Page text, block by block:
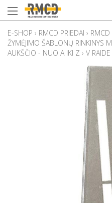
E-SHOP › RMCD PRIEDAI › RMCD
ŽYMĖJIMO ŠABLONŲ RINKINYS
AUKŠČIO - NUO A IKI Z › V